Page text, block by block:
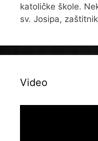
katoličke škole.
sv. Josipa,
Video